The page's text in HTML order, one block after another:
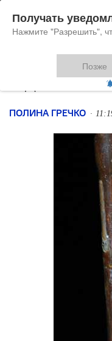
Один,
ПОЛИНА ГРЕЧКО
Получать
Нажмите "Разрешить",
Позже